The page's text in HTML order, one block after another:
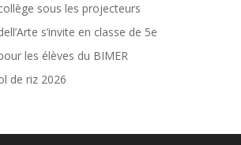
sous les projecteurs
s’invite en classe de 5e
les élèves du BIMER
de riz 2026